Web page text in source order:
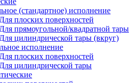
(стандартное) исполнение
Для плоских поверхностей
Для прямоугольной/квадратной тары
Для цилиндрической тары (вкруг)
исполнение
Для плоских поверхностей
Для цилиндрической тары